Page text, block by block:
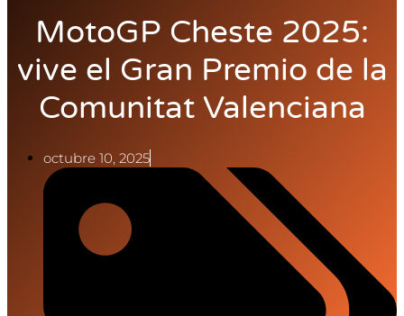
MotoGP Cheste 2025:
vive el Gran Premio de la
Comunitat Valenciana
octubre 10, 2025